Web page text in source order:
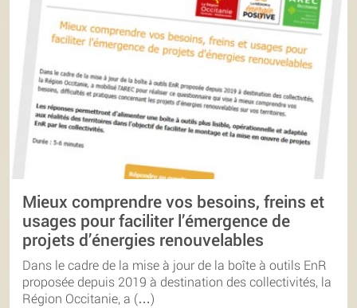
Mieux comprendre vos besoins, freins et
usages pour faciliter l’émergence de
projets d’énergies renouvelables
Dans le cadre de la mise à jour de la boîte à outils EnR
proposée depuis 2019 à destination des collectivités, la
Région Occitanie, a (…)